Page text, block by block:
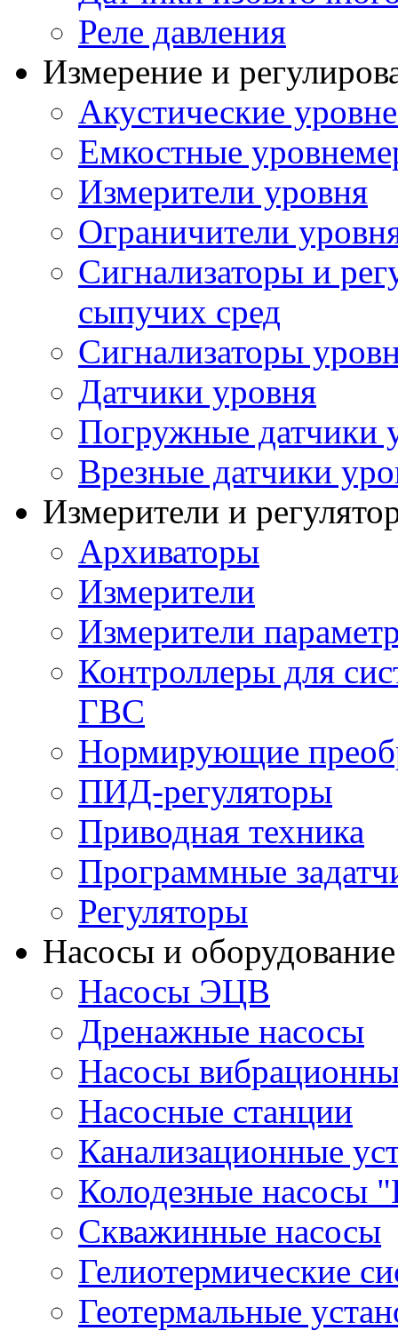
Реле давления
Измерение и
Акустические
Емкостные
Измерители уровня
Ограничители
Сигнализаторы и
сыпучих сред
Сигнализаторы
Датчики уровня
Погружные датчики
Врезные датчики
Измерители и
Архиваторы
Измерители
Измерители
Контроллеры для
ГВС
Нормирующие
ПИД-регуляторы
Приводная техника
Программные
Регуляторы
Насосы и оборудование
Насосы ЭЦВ
Дренажные насосы
Насосы
Насосные станции
Канализационные
Колодезные насосы
Скважинные насосы
Гелиотермические
Геотермальные